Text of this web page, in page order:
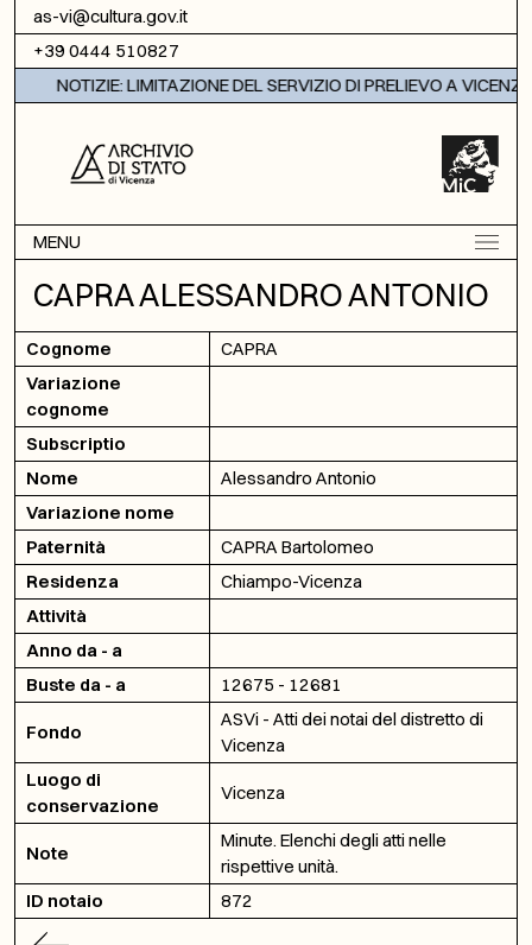
Vai al contenuto
as-vi@cultura.gov.it
+39 0444 510827
NOTIZIE: LIMITAZIONE DEL SERVIZIO DI PRELIEVO A VICENZA
MENU
CAPRA ALESSANDRO ANTONIO
Cognome
CAPRA
Variazione
cognome
Subscriptio
Nome
Alessandro Antonio
Variazione nome
Paternità
CAPRA Bartolomeo
Residenza
Chiampo-Vicenza
Attività
Anno da - a
Buste da - a
12675 - 12681
Fondo
ASVi - Atti dei notai del distretto di
Vicenza
Luogo di
conservazione
Vicenza
Note
Minute. Elenchi degli atti nelle
rispettive unità.
ID notaio
872